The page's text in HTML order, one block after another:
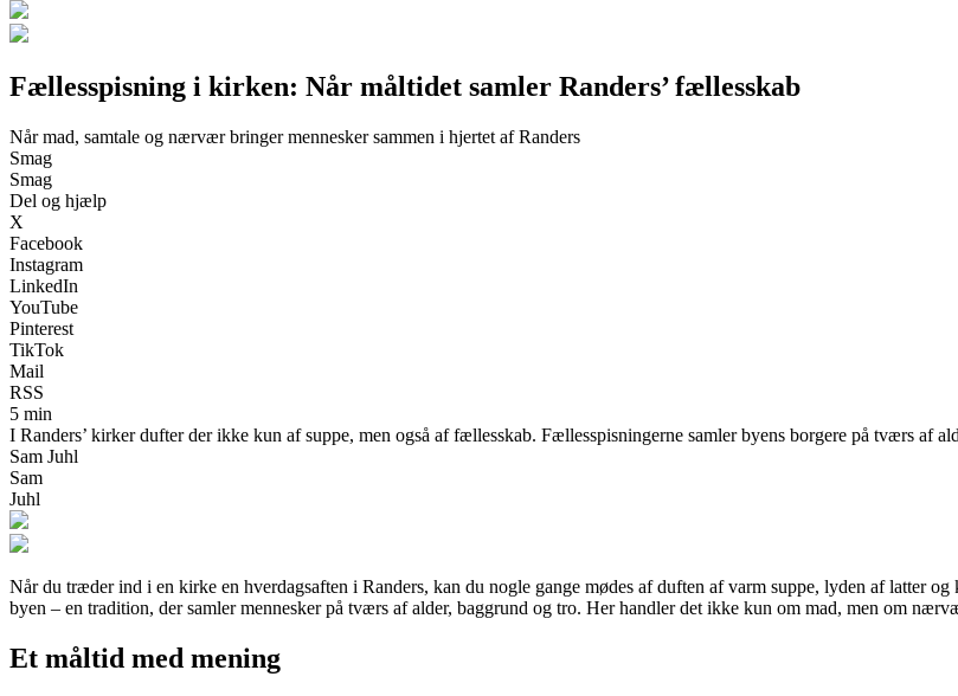
Fællesspisning i kirken: Når måltidet samler Randers’ fællesskab
Når mad, samtale og nærvær bringer mennesker sammen i hjertet af Randers
Smag
Smag
Del og hjælp
X
Facebook
Instagram
LinkedIn
YouTube
Pinterest
TikTok
Mail
RSS
5 min
I Randers’ kirker dufter der ikke kun af suppe, men også af fællesskab. Fællesspisningerne samler byens borgere på tværs af
Sam Juhl
Sam
Juhl
Når du træder ind i en kirke en hverdagsaften i Randers, kan du nogle gange mødes af duften af varm suppe, lyden af latter
byen – en tradition, der samler mennesker på tværs af alder, baggrund og tro. Her handler det ikke kun om mad, men om
Et måltid med mening